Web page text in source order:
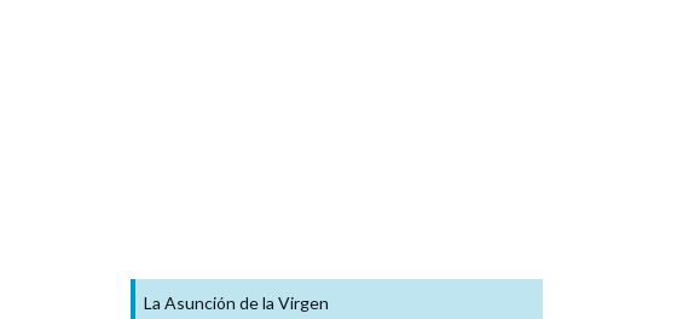
La Asunción de la Virgen